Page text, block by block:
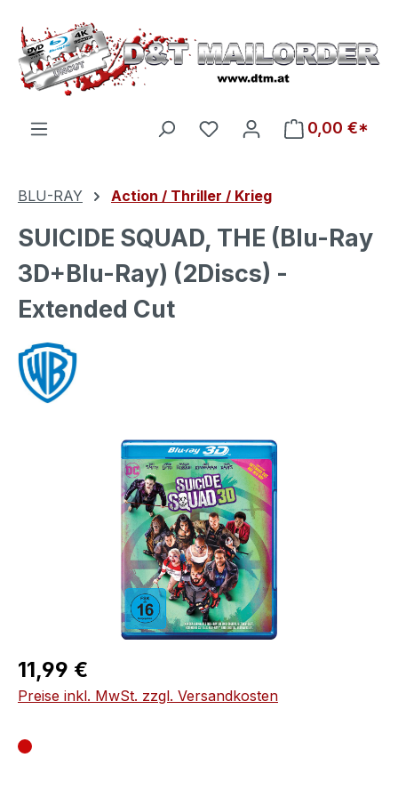
Zum Hauptinhalt springen
Du hast 0 Produkte auf
0,00 €*
BLU-RAY Action / Thriller / Krieg
SUICIDE SQUAD, THE (Blu-Ray
3D+Blu-Ray) (2Discs) -
Extended Cut
Bildergalerie überspringen
Regulärer Preis:
11,99 €
Preise inkl. MwSt. zzgl. Versandkosten